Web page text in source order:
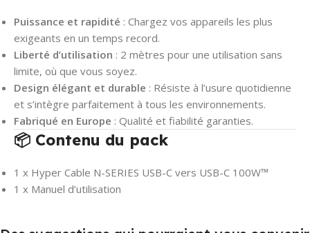
Puissance et rapidité : Chargez vos appareils les plus
exigeants en un temps record.
Liberté d’utilisation : 2 mètres pour une utilisation sans
limite, où que vous soyez.
Design élégant et durable : Résiste à l’usure quotidienne
et s’intègre parfaitement à tous les environnements.
Fabriqué en Europe : Qualité et fiabilité garanties.
📦 Contenu du pack
1 x Hyper Cable N-SERIES USB-C vers USB-C 100W™
1 x Manuel d’utilisation